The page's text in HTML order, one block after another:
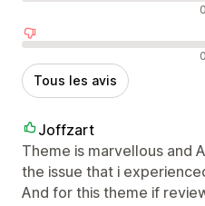
Avis neutres 0
Avis négatifs 0
Tous les avis
Joffzart
Theme is marvellous and
the issue that i
And for this theme if